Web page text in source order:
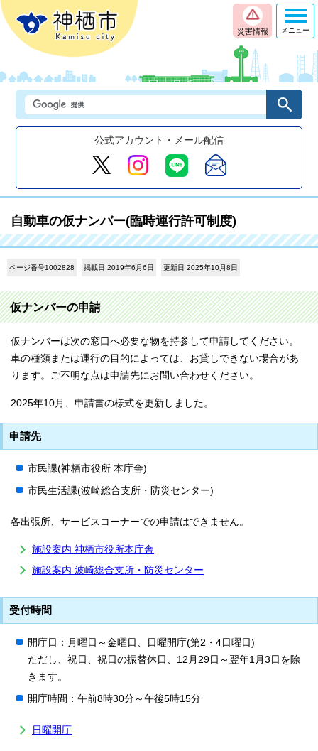
災害情報
公式アカウント・メール配信
メニュー
自動車の仮ナンバー(臨時運行許可制度)
ページ番号1002828 掲載日 2019年6月6日 更新日 2025年10月8日
仮ナンバーの申請
仮ナンバーは次の窓口へ必要な物を持参して申請してください。
車の種類または運行の目的によっては、お貸しできない場合があ
ります。ご不明な点は申請先にお問い合わせください。
2025年10月、申請書の様式を更新しました。
申請先
市民課(神栖市役所 本庁舎)
市民生活課(波崎総合支所・防災センター)
各出張所、サービスコーナーでの申請はできません。
施設案内 神栖市役所本庁舎
施設案内 波崎総合支所・防災センター
受付時間
開庁日：月曜日～金曜日、日曜開庁(第2・4日曜日)
ただし、祝日、祝日の振替休日、12月29日～翌年1月3日を除
きます。
開庁時間：午前8時30分～午後5時15分
日曜開庁